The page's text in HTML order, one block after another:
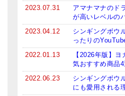
シンギングボウル入門本・CD
アウトレット
オリジナルグッズ
神々とつながるジュエリー
ヒーリング・マンダラポスター
2023.07.31
アマナマナのド
が高いレベルの
2023.04.12
シンギングボウ
ったりの
2022.01.13
【2026年版】
気おすすめ商品4
2022.06.23
シンギングボウ
にも愛用される